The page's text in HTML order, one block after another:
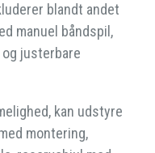
blandt andet
manuel båndspil,
justerbare
kan udstyre
montering,